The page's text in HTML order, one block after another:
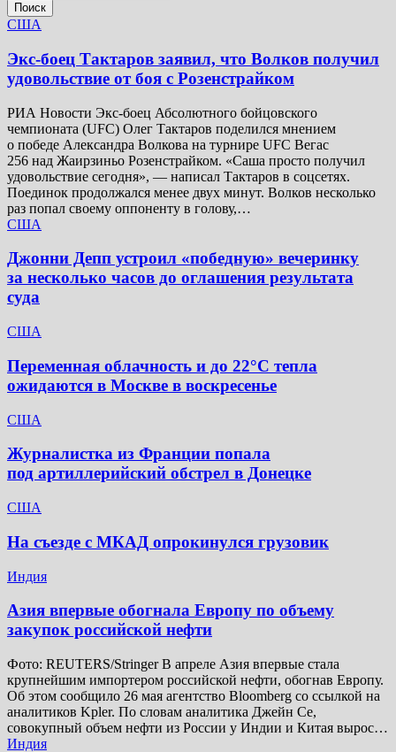
Поиск
США
Экс-боец Тактаров заявил, что Волков получил
удовольствие от боя с Розенстрайком
РИА Новости Экс-боец Абсолютного бойцовского
чемпионата (UFC) Олег Тактаров поделился мнением
о победе Александра Волкова на турнире UFC Вегас
256 над Жаирзиньо Розенстрайком. «Саша просто получил
удовольствие сегодня», — написал Тактаров в соцсетях.
Поединок продолжался менее двух минут. Волков несколько
раз попал своему оппоненту в голову,…
США
Джонни Депп устроил «победную» вечеринку
за несколько часов до оглашения результата
суда
США
Переменная облачность и до 22°C тепла
ожидаются в Москве в воскресенье
США
Журналистка из Франции попала
под артиллерийский обстрел в Донецке
США
На съезде с МКАД опрокинулся грузовик
Индия
Азия впервые обогнала Европу по объему
закупок российской нефти
Фото: REUTERS/Stringer В апреле Азия впервые стала
крупнейшим импортером российской нефти, обогнав Европу.
Об этом сообщило 26 мая агентство Bloomberg со ссылкой на
аналитиков Kpler. По словам аналитика Джейн Се,
совокупный объем нефти из России у Индии и Китая вырос…
Индия